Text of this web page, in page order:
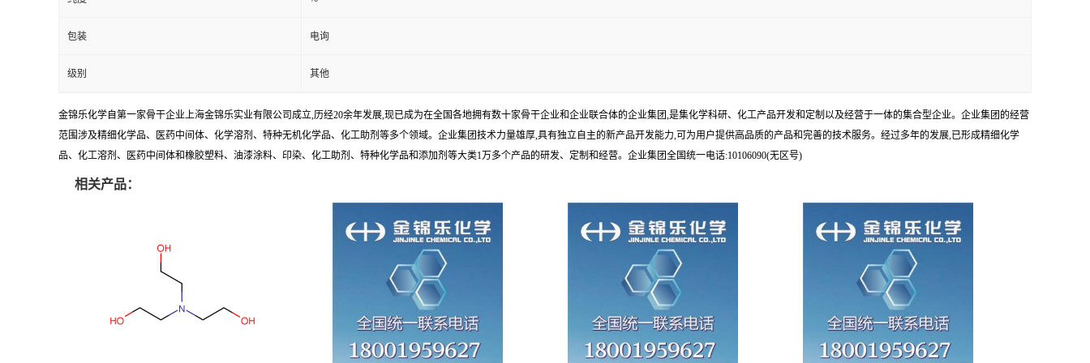
包装 电询
级别 其他
金锦乐化学自第一家骨干企业上海金锦乐实业有限公司成立,历经20余年发展,现已成为在全国各地拥有数十家骨干企业和企业联合体的企业集团,是集化学科研、化工产品开发和定制以及经营于一体的集合型企业。企业集团的经营
范围涉及精细化学品、医药中间体、化学溶剂、特种无机化学品、化工助剂等多个领域。企业集团技术力量雄厚,具有独立自主的新产品开发能力,可为用户提供高品质的产品和完善的技术服务。经过多年的发展,已形成精细化学
品、化工溶剂、医药中间体和橡胶塑料、油漆涂料、印染、化工助剂、特种化学品和添加剂等大类1万多个产品的研发、定制和经营。企业集团全国统一电话:10106090(无区号)
相关产品：